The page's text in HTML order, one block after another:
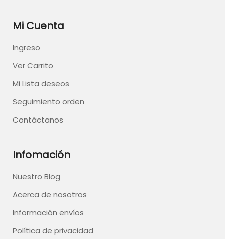
Mi Cuenta
Ingreso
Ver Carrito
Mi Lista deseos
Seguimiento orden
Contáctanos
Infomación
Nuestro Blog
Acerca de nosotros
Información envíos
Política de privacidad